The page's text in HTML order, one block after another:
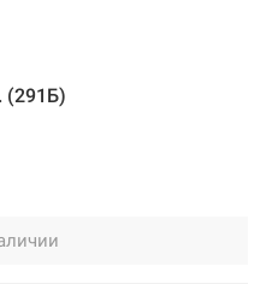
(291Б)